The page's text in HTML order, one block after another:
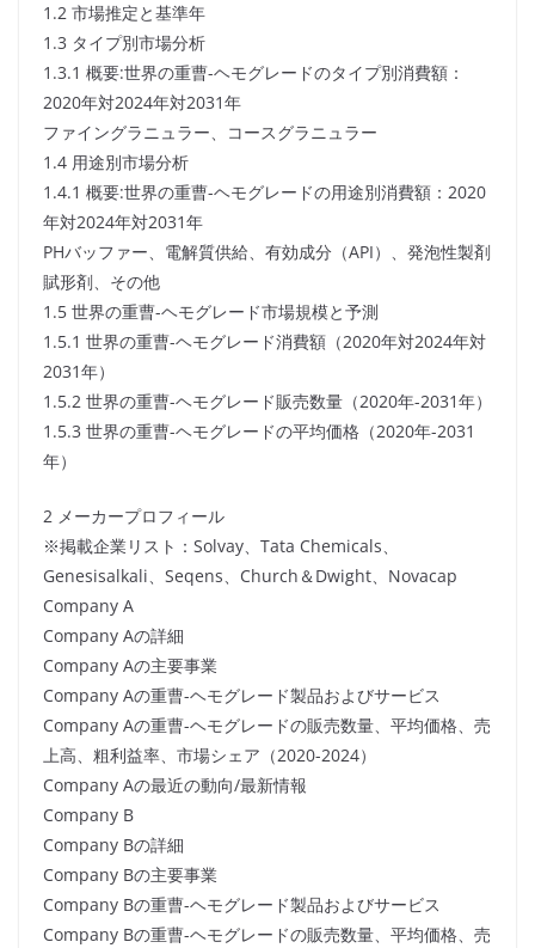
1.2 市場推定と基準年
1.3 タイプ別市場分析
1.3.1 概要:世界の重曹-ヘモグレードのタイプ別消費額：
2020年対2024年対2031年
ファイングラニュラー、コースグラニュラー
1.4 用途別市場分析
1.4.1 概要:世界の重曹-ヘモグレードの用途別消費額：2020
年対2024年対2031年
PHバッファー、電解質供給、有効成分（API）、発泡性製剤
賦形剤、その他
1.5 世界の重曹-ヘモグレード市場規模と予測
1.5.1 世界の重曹-ヘモグレード消費額（2020年対2024年対
2031年）
1.5.2 世界の重曹-ヘモグレード販売数量（2020年-2031年）
1.5.3 世界の重曹-ヘモグレードの平均価格（2020年-2031
年）
2 メーカープロフィール
※掲載企業リスト：Solvay、Tata Chemicals、
Genesisalkali、Seqens、Church＆Dwight、Novacap
Company A
Company Aの詳細
Company Aの主要事業
Company Aの重曹-ヘモグレード製品およびサービス
Company Aの重曹-ヘモグレードの販売数量、平均価格、売
上高、粗利益率、市場シェア（2020-2024）
Company Aの最近の動向/最新情報
Company B
Company Bの詳細
Company Bの主要事業
Company Bの重曹-ヘモグレード製品およびサービス
Company Bの重曹-ヘモグレードの販売数量、平均価格、売